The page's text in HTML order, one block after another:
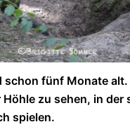
schon fünf Monate alt.
zu sehen, in der
spielen.